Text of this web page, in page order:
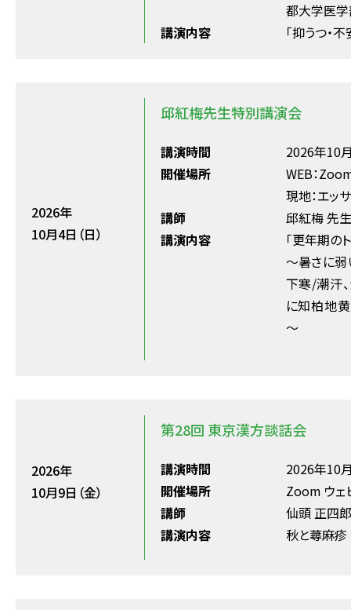
都大学医
講演内容
「抑うつ・
2026年
10月4日（日）
邱紅梅先生特別講演会
講演時間
2026年10
開催場所
WEB：
現地：エッ
講師
邱紅梅 先生
講演内容
「更年期の
～暑さに弱
下寒/潮汗
に知柏地
～
2026年
10月9日（金）
第28回 東京漢方談話会
講演時間
2026年10
開催場所
Zoom ウェ
講師
仙頭 正四郎
講演内容
秋と蕁麻